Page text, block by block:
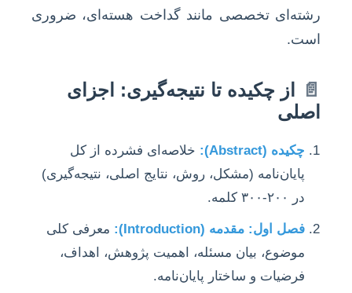
رشته‌ای تخصصی مانند گداخت هسته‌ای، ضروری
است.
📄
از چکیده تا نتیجه‌گیری: اجزای
اصلی
چکیده (Abstract):
خلاصه‌ای فشرده از کل
پایان‌نامه (مشکل، روش، نتایج اصلی، نتیجه‌گیری)
در ۲۰۰-۳۰۰ کلمه.
فصل اول: مقدمه (Introduction):
معرفی کلی
موضوع، بیان مسئله، اهمیت پژوهش، اهداف،
فرضیات و ساختار پایان‌نامه.